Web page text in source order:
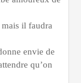
il faudra
envie de
qu’on